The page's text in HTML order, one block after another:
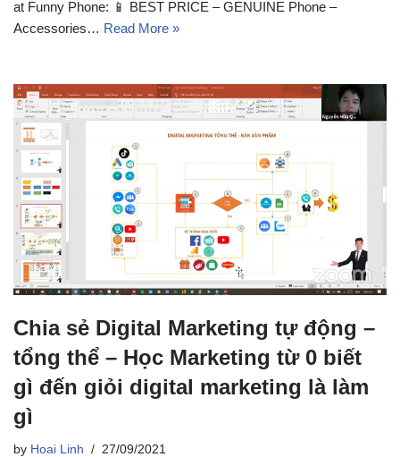
at Funny Phone: 📱 BEST PRICE – GENUINE Phone –
Accessories… Read More »
Chia sẻ Digital Marketing tự động –
tổng thể – Học Marketing từ 0 biết
gì đến giỏi digital marketing là làm
gì
by Hoai Linh 27/09/2021